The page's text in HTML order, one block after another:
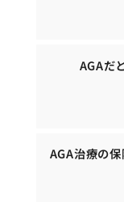
AGAだ
AGA治療の